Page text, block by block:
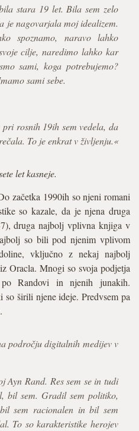
stara 19 let. Bila sem zelo
je nagovarjala moj idealizem.
spoznamo, naravo lahko
cilje, naredimo lahko kar
sami, koga potrebujemo?
sami sebe.
rosnih 19ih sem vedela, da
To je enkrat v življenju.«
let kasneje.
začetka 1990ih so njeni romani
so kazale, da je njena druga
druga najbolj vplivna knjiga v
so bili pod njenim vplivom
vključno z nekaj najbolj
Oracla. Mnogi so svoja podjetja
Randovi in njenih junakih.
širili njene ideje. Predvsem pa
področju digitalnih medijev v
Ayn Rand. Res sem se in tudi
bil sem. Gradil sem politiko,
sem racionalen in bil sem
To so karakteristike herojev